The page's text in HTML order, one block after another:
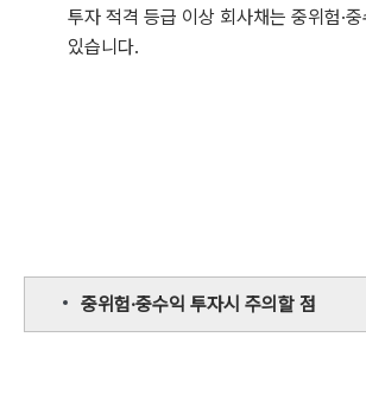
투자 적격 등급 이상 회사채는 중위험·
있습니다.
중위험·중수익 투자시 주의할 점